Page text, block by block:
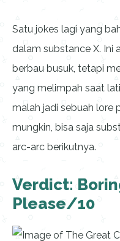
Satu jokes lagi yang
dalam substance X. Ini
berbau busuk, tetapi
yang melimpah saat
malah jadi sebuah lore
mungkin, bisa saja
arc-arc berikutnya.
Verdict:
Please/10